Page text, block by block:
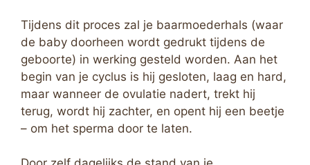
Tijdens dit proces zal je baarmoederhals (waar
de baby doorheen wordt gedrukt tijdens de
geboorte) in werking gesteld worden. Aan het
begin van je cyclus is hij gesloten, laag en hard,
maar wanneer de ovulatie nadert, trekt hij
terug, wordt hij zachter, en opent hij een beetje
– om het sperma door te laten.